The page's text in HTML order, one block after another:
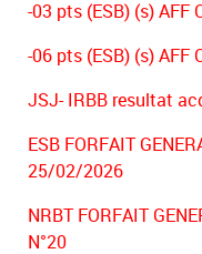
-03 pts (ESB) (s) AFF
-06 pts (ESB) (s) AFF
JSJ- IRBB resultat
ESB FORFAIT
25/02/2026
NRBT FORFAIT
N°20